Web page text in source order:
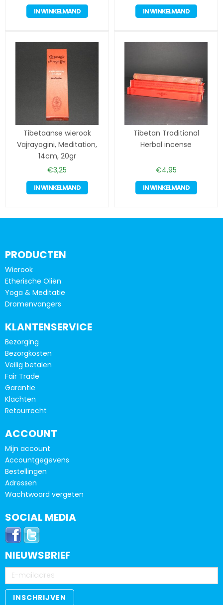
IN WINKELMAND IN WINKELMAND
Tibetaanse wierook
Vajrayogini, Meditation,
14cm, 20gr
€3,25
IN WINKELMAND
Tibetan Traditional
Herbal incense
€4,95
IN WINKELMAND
PRODUCTEN
Wierook
Etherische Oliën
Yoga & Meditatie
Dromenvangers
KLANTENSERVICE
Bezorging
Bezorgkosten
Veilig betalen
Fair Trade
Garantie
Klachten
Retourrecht
ACCOUNT
Mijn account
Accountgegevens
Bestellingen
Adressen
Wachtwoord vergeten
SOCIAL MEDIA
NIEUWSBRIEF